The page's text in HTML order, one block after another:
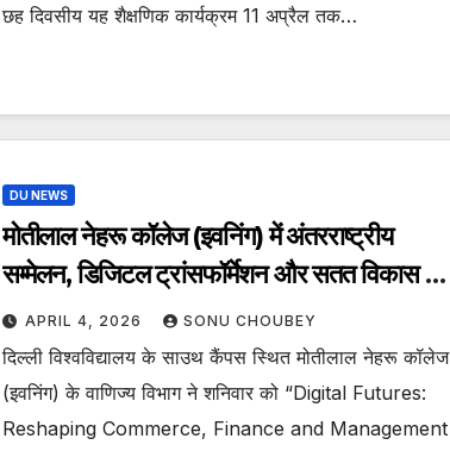
छह दिवसीय यह शैक्षणिक कार्यक्रम 11 अप्रैल तक…
DU NEWS
मोतीलाल नेहरू कॉलेज (इवनिंग) में अंतरराष्ट्रीय
सम्मेलन, डिजिटल ट्रांसफॉर्मेशन और सतत विकास पर
मंथनAPRIL 4, 2026 SONU CHOUBEY
दिल्ली विश्वविद्यालय के साउथ कैंपस स्थित मोतीलाल नेहरू कॉलेज
(इवनिंग) के वाणिज्य विभाग ने शनिवार को “Digital Futures:
Reshaping Commerce, Finance and Management